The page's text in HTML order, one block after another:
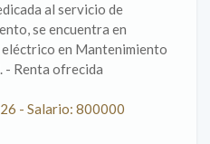
al servicio de
se encuentra en
eléctrico en Mantenimiento
- Renta ofrecida
- Salario: 800000